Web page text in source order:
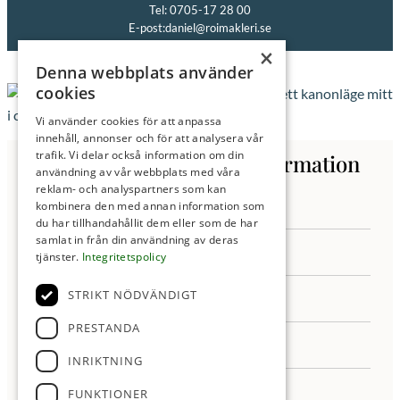
Tel: 0705-17 28 00
E-post:daniel@roimakleri.se
Kontakta oss för mer information
×
Denna webbplats använder
cookies
Vi använder cookies för att anpassa
innehåll, annonser och för att analysera vår
trafik. Vi delar också information om din
användning av vår webbplats med våra
reklam- och analyspartners som kan
kombinera den med annan information som
du har tillhandahållit dem eller som de har
samlat in från din användning av deras
tjänster. Integritetspolicy
STRIKT NÖDVÄNDIGT
PRESTANDA
INRIKTNING
FUNKTIONER